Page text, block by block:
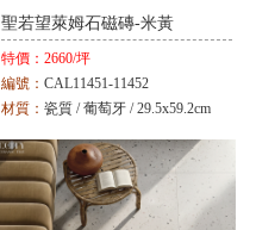
聖若望萊姆石磁磚-米黃
特價： 2660/坪
編號： CAL11451-11452
材質： 瓷質 / 葡萄牙 / 29.5x59.2cm